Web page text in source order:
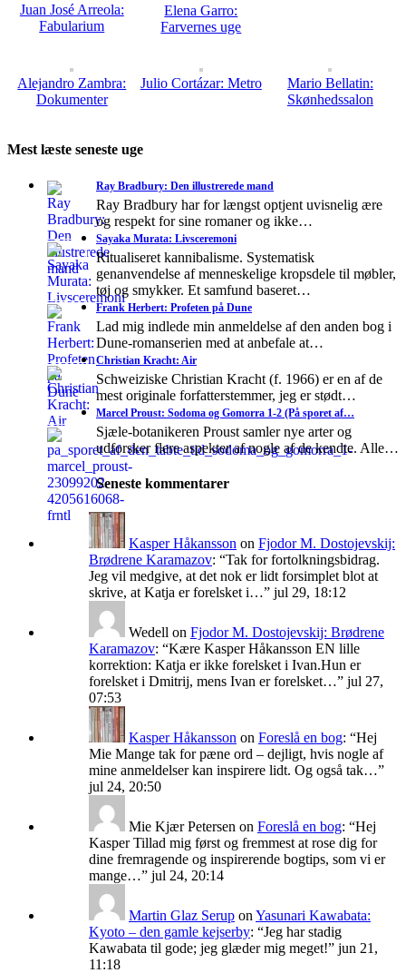
Juan José Arreola:
Fabularium
Elena Garro:
Farvernes uge
Alejandro Zambra:
Dokumenter
Julio Cortázar: Metro
Mario Bellatin:
Skønhedssalon
Mest læste seneste uge
Ray Bradbury: Den illustrerede mand
Ray Bradbury har for længst optjent uvisnelig ære
og respekt for sine romaner og ikke…
Sayaka Murata: Livsceremoni
Ritualiseret kannibalisme. Systematisk
genanvendelse af menneskelige kropsdele til møbler,
tøj og smykker. Et samfund baseret…
Frank Herbert: Profeten på Dune
Lad mig indlede min anmeldelse af den anden bog i
Dune-romanserien med at anbefale at…
Christian Kracht: Air
Schweiziske Christian Kracht (f. 1966) er en af de
mest originale forfatterstemmer, jeg er stødt…
Marcel Proust: Sodoma og Gomorra 1-2 (På sporet af…
Sjæle-botanikeren Proust samler nye arter og
udforsker flere aspekter af nogle af de kendte. Alle…
Seneste kommentarer
Kasper Håkansson on Fjodor M. Dostojevskij:
Brødrene Karamazov: “Tak for fortolkningsbidrag.
Jeg vil medgive, at det nok er lidt forsimplet blot at
skrive, at Katja er forelsket i…” jul 29, 18:12
Wedell on Fjodor M. Dostojevskij: Brødrene
Karamazov: “Kære Kasper Håkansson EN lille
korrektion: Katja er ikke forelsket i Ivan.Hun er
forelsket i Dmitrij, mens Ivan er forelsket…” jul 27,
07:53
Kasper Håkansson on Foreslå en bog: “Hej
Mie Mange tak for pæne ord – dejligt, hvis nogle af
mine anmeldelser kan inspirere lidt. Og også tak…”
jul 24, 20:50
Mie Kjær Petersen on Foreslå en bog: “Hej
Kasper Tillad mig først og fremmest at rose dig for
dine fremragende og inspirerende bogtips, som vi er
mange…” jul 24, 20:14
Martin Glaz Serup on Yasunari Kawabata:
Kyoto – den gamle kejserby: “Jeg har stadig
Kawabata til gode; jeg glæder mig meget!” jun 21,
11:18